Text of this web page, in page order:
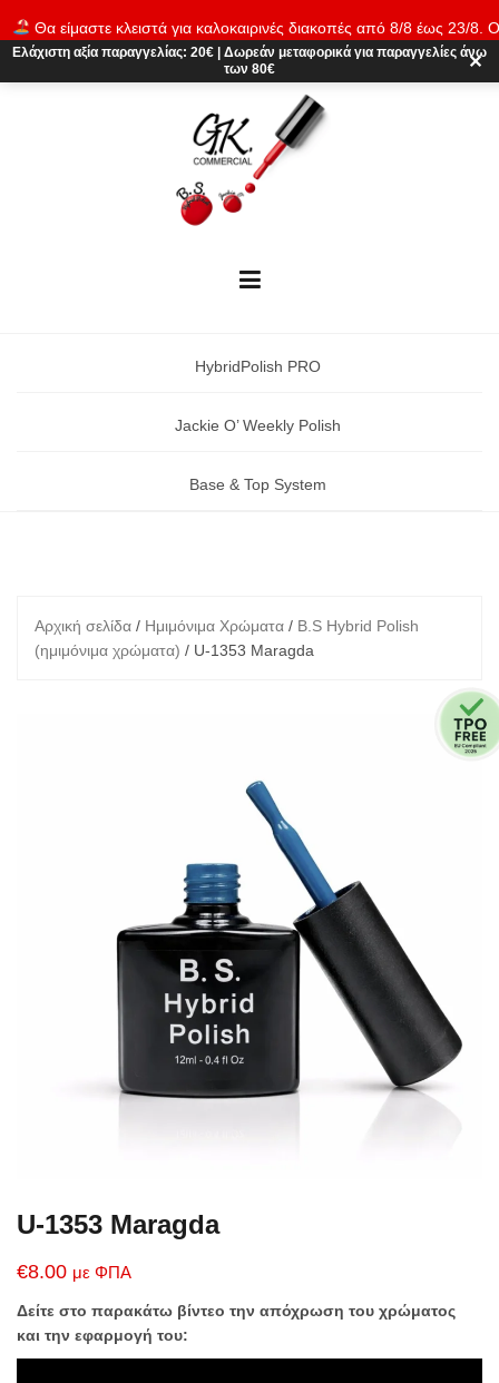
Θα είμαστε κλειστά για καλοκαιρινές διακοπές από 8/8 έως 23/8.
παραγγελίες θα εκτελούνται ξανά από 24/8. Καλό καλοκαίρι!
content
Ελάχιστη αξία παραγγελίας: 20€ Δωρεάν μεταφορικά για παραγγελίες άνω
των 80€
✕
HybridPolish PRO
Jackie O’ Weekly Polish
Base & Top System
Αρχική σελίδα / Ημιμόνιμα Χρώματα / B.S Hybrid Polish
(ημιμόνιμα χρώματα) / U-1353 Maragda
U-1353 Maragda
€8.00 με ΦΠΑ
Δείτε στο παρακάτω βίντεο την απόχρωση του χρώματος
και την εφαρμογή του: